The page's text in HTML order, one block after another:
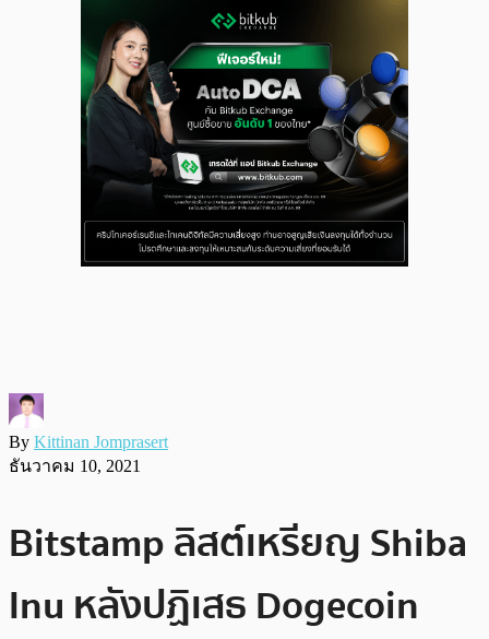
By Kittinan Jomprasert
ธันวาคม 10, 2021
Bitstamp ลิสต์เหรียญ Shiba
Inu หลังปฏิเสธ Dogecoin